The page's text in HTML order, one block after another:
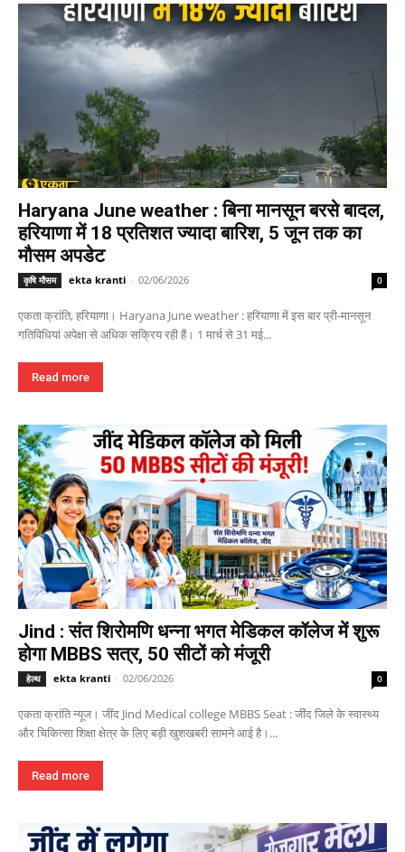
Haryana June weather : बिना मानसून बरसे बादल,
हरियाणा में 18 प्रतिशत ज्यादा बारिश, 5 जून तक का
मौसम अपडेट
कृषि मौसम ekta kranti - 02/06/2026 0
एकता क्रांति, हरियाणा। Haryana June weather : हरियाणा में इस बार प्री-मानसून
गतिविधियां अपेक्षा से अधिक सक्रिय रही हैं। 1 मार्च से 31 मई...
Read more
Jind : संत शिरोमणि धन्ना भगत मेडिकल कॉलेज में शुरू
होगा MBBS सत्र, 50 सीटों को मंजूरी
हेल्थ ekta kranti - 02/06/2026 0
एकता क्रांति न्यूज। जींद Jind Medical college MBBS Seat : जींद जिले के स्वास्थ्य
और चिकित्सा शिक्षा क्षेत्र के लिए बड़ी खुशखबरी सामने आई है।...
Read more